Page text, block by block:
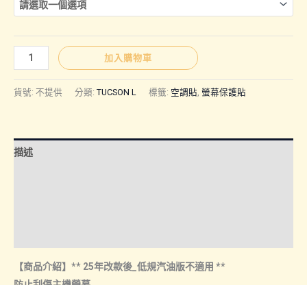
NT$150
到
TUCSON
L
(25
款
前.
保
護
加入購物車
貨號: 不提供 分類: TUCSON L 標籤: 空調貼 螢幕保護貼
描述
【商品介紹】** 25年改款後_低規汽油版不適用 **